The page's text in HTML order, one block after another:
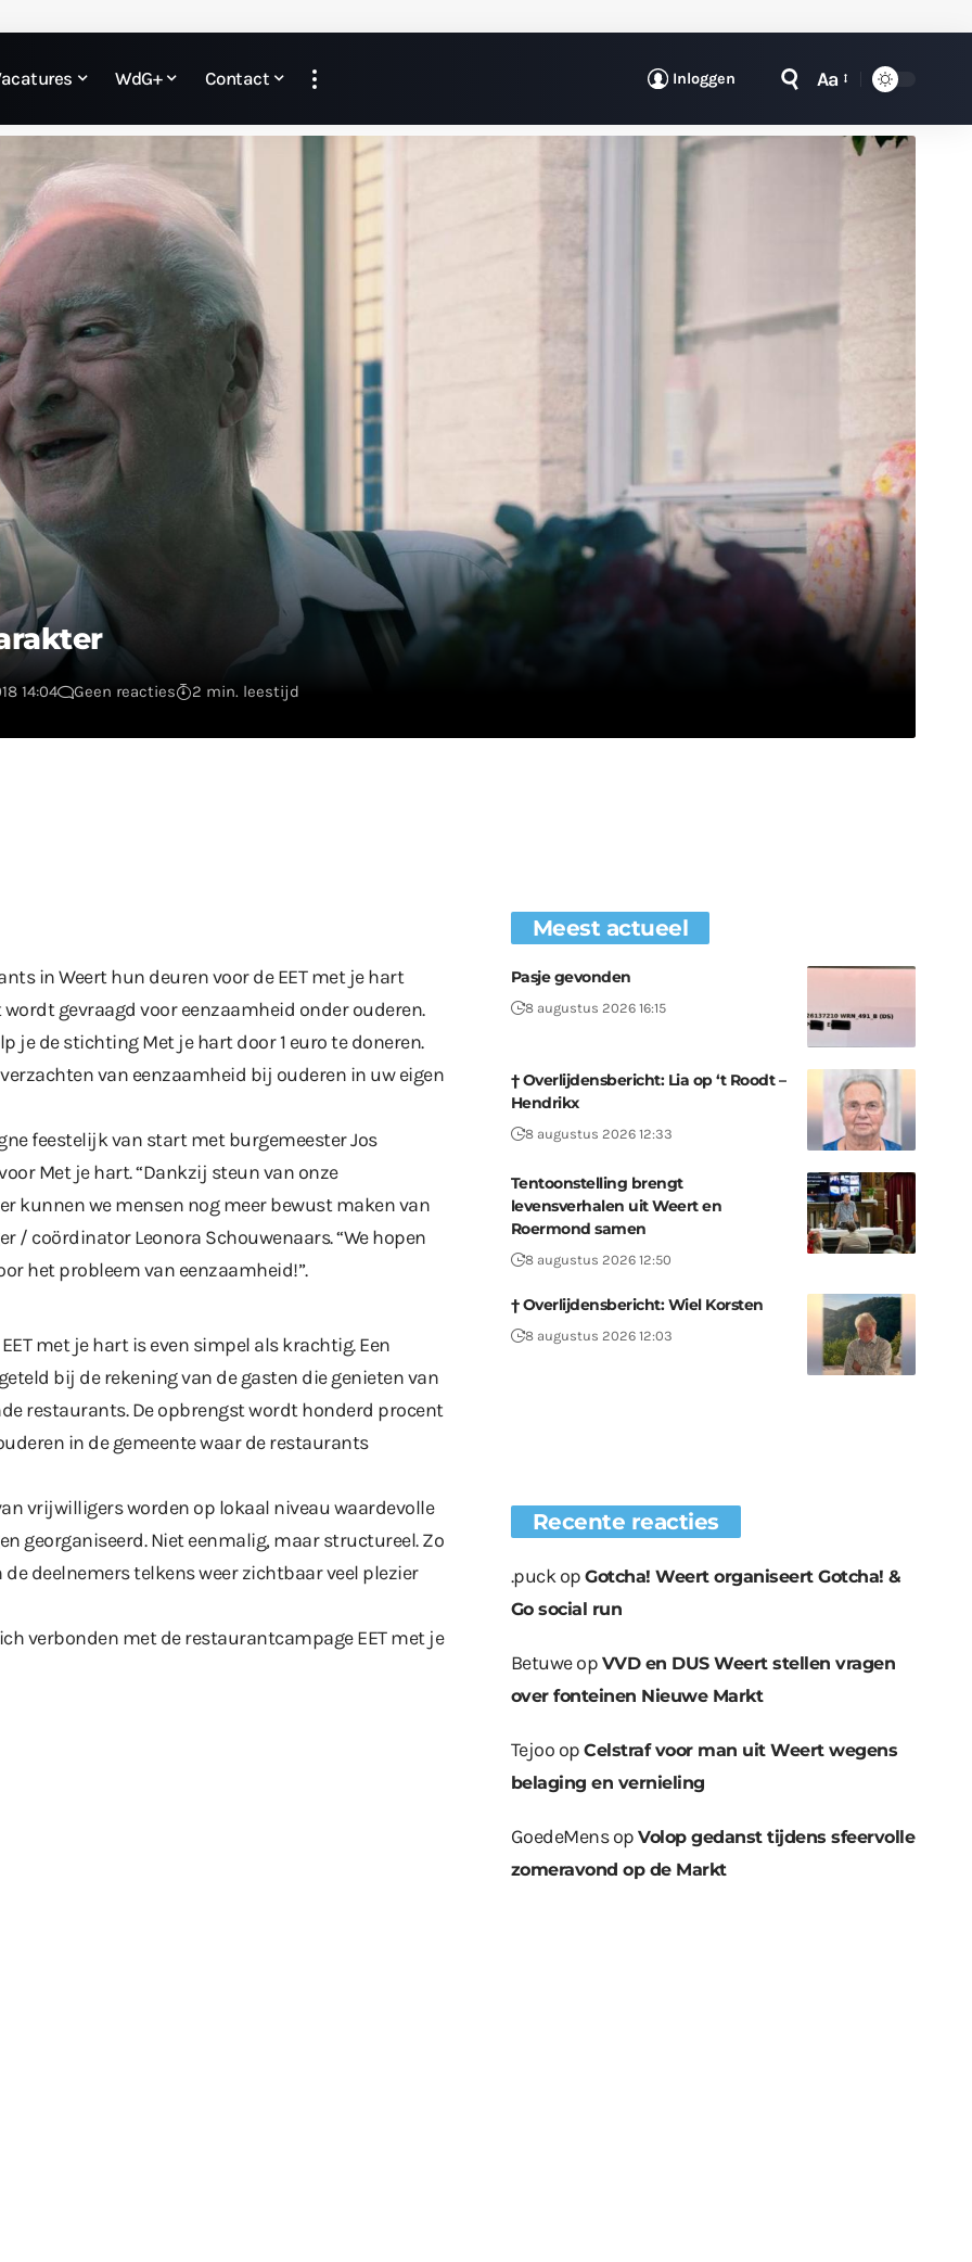
WdG+ Contact Inloggen Aa
14:04 Geen reacties 2 min. leestijd
in Weert hun deuren voor de EET met je hart
gevraagd voor eenzaamheid onder ouderen.
je de stichting Met je hart door 1 euro te doneren.
van eenzaamheid bij ouderen in uw eigen
feestelijk van start met burgemeester Jos
Met je hart. “Dankzij steun van onze
kunnen we mensen nog meer bewust maken van
/ coördinator Leonora Schouwenaars. “We hopen
het probleem van eenzaamheid!”.
met je hart is even simpel als krachtig. Een
bij de rekening van de gasten die genieten van
restaurants. De opbrengst wordt honderd procent
in de gemeente waar de restaurants
vrijwilligers worden op lokaal niveau waardevolle
georganiseerd. Niet eenmalig, maar structureel. Zo
deelnemers telkens weer zichtbaar veel plezier
verbonden met de restaurantcampage EET met je
Meest actueel
Pasje gevonden
8 augustus 2026 16:15
† Overlijdensbericht: Lia op ‘t Roodt –
Hendrikx
8 augustus 2026 12:33
Tentoonstelling brengt
levensverhalen uit Weert en
Roermond samen
8 augustus 2026 12:50
† Overlijdensbericht: Wiel Korsten
8 augustus 2026 12:03
Recente reacties
.puckopGotcha! Weert organiseert Gotcha! &
Go social run
Betuweop VVD en DUS Weert stellen vragen
over fonteinen Nieuwe Markt
Tejoo opCelstraf voor man uit Weert wegens
belaging en vernieling
GoedeMensopVolop gedanst tijdens sfeervolle
zomeravond op de Markt